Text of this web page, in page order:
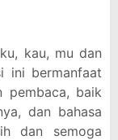
kau, mu dan
ini bermanfaat
pembaca, baik
dan bahasa
dan semoga